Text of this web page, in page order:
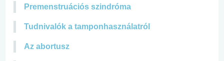
Premenstruációs szindróma
Tudnivalók a tamponhasználatról
Az abortusz